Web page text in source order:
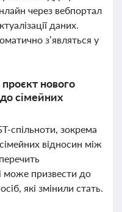
через вебпортал
даних.
з’являться у
нового
сімейних
спільноти, зокрема
відносин між
може призвести до
які змінили стать.